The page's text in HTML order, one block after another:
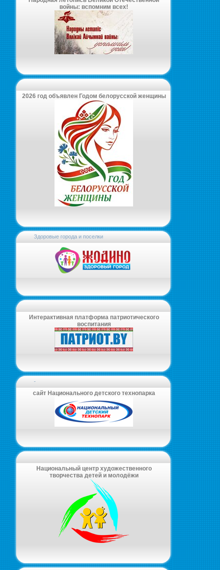
войны: вспомним всех!
2026 год объявлен Годом белорусской женщины
Здоровые города и поселки
Интерактивная платформа патриотического
воспитания
-
сайт Национального детского технопарка
Национальный центр художественного
творчества детей и молодёжи